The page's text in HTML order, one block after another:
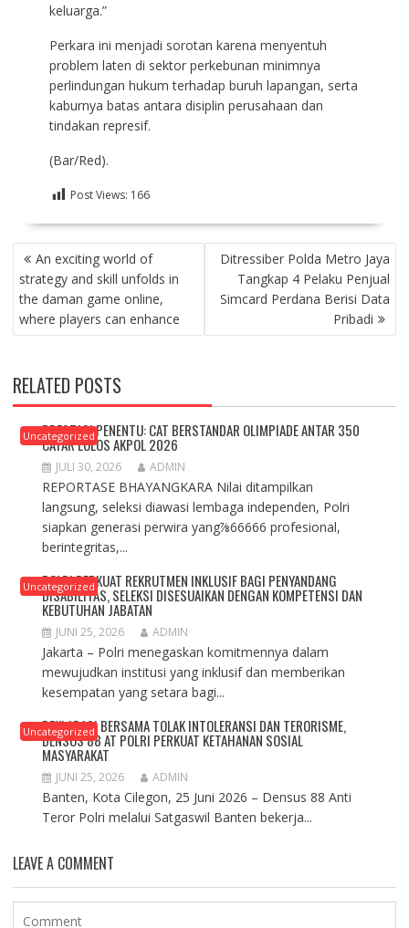
keluarga.”
Perkara ini menjadi sorotan karena menyentuh
problem laten di sektor perkebunan minimnya
perlindungan hukum terhadap buruh lapangan, serta
kaburnya batas antara disiplin perusahaan dan
tindakan represif.
(Bar/Red).
Post Views: 166
NAVIGASI
POSAn exciting world of
strategy and skill unfolds in
the daman game online,
where players can enhance
Ditressiber Polda Metro Jaya
Tangkap 4 Pelaku Penjual
Simcard Perdana Berisi Data
Pribadi
RELATED POSTS
Uncategorized
PRESTASI PENENTU: CAT BERSTANDAR OLIMPIADE ANTAR 350
CATAR LOLOS AKPOL 2026
JULI 30, 2026 ADMIN
REPORTASE BHAYANGKARA Nilai ditampilkan
langsung, seleksi diawasi lembaga independen, Polri
siapkan generasi perwira yang⅞66666 profesional,
berintegritas,...
Uncategorized
POLRI PERKUAT REKRUTMEN INKLUSIF BAGI PENYANDANG
DISABILITAS, SELEKSI DISESUAIKAN DENGAN KOMPETENSI DAN
KEBUTUHAN JABATAN
JUNI 25, 2026 ADMIN
Jakarta – Polri menegaskan komitmennya dalam
mewujudkan institusi yang inklusif dan memberikan
kesempatan yang setara bagi...
Uncategorized
DEKLARASI BERSAMA TOLAK INTOLERANSI DAN TERORISME,
DENSUS 88 AT POLRI PERKUAT KETAHANAN SOSIAL
MASYARAKAT
JUNI 25, 2026 ADMIN
Banten, Kota Cilegon, 25 Juni 2026 – Densus 88 Anti
Teror Polri melalui Satgaswil Banten bekerja...
LEAVE A COMMENT